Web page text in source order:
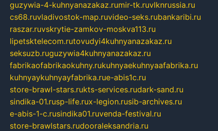
guzywia-4-kuhnyanazakaz.rumir-tk.ruvlknrussia.ru
cs68.ruvladivostok-map.ruvideo-seks.rubankaribi.ru
raszar.ruvskrytie-zamkov-moskva113.ru
lipetsktelecom.rutovudyi4kuhnyanazakaz.ru
seksuzb.ruguzywia4kuhnyanazakaz.ru
fabrikaofabrikaokuhny.rukuhnyaekuhnyaafabrika.ru
kuhnyaykuhnyayfabrika.rue-abis1c.ru
store-brawl-stars.rukts-services.rudark-sand.ru
sindika-01.rusp-life.rux-legion.rusib-archives.ru
e-abis-1-c.rusindika01.ruvenda-festival.ru
store-brawlstars.rudooraleksandria.ru